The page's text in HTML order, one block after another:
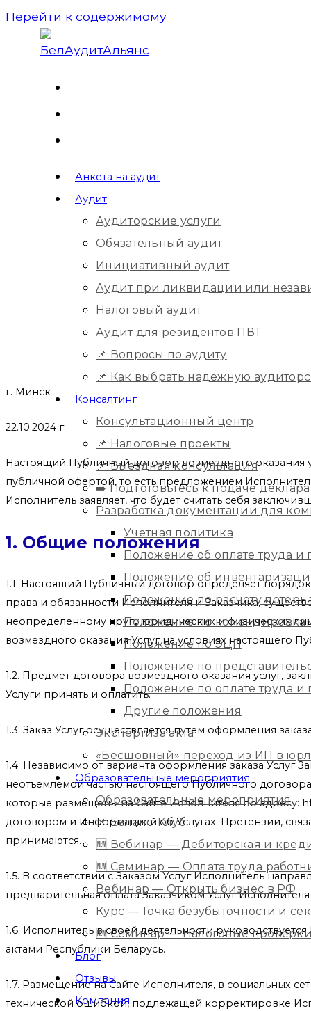
Перейти к содержимому
Анкета на аудит
Аудит
Аудиторские услуги
Обязательный аудит
Инициативный аудит
Аудит при ликвидации или
Налоговый аудит
Аудит для резидентов ПВТ
📌 Вопросы по аудиту
📌 Как выбрать надежную
Консалтинг
Консультационный центр
📌 Налоговые проекты
📌 Выездная консультация
➡️ Подготовьтесь к подаче
Разработка документации для
Учетная политика
Положение об оплате труда
Положение об
Положение по расчету
Положение по
Положение по ЭЦП
Положение по
Положение по оплате труда
Другие положения
Экспертиза акта
«Бесшовный» переход из ИП в
Образовательные мероприятия
Образовательные мероприятия
📌 Баланс-Клуб
🆕 Вебинар — Дебиторская и
🆕 Семинар — Оплата труда
Вебинар — Открыть бизнес в РФ
Курс — Точка безубыточности и
🆕 Семинар — Налоговые проверки
Блог
Отзывы
Компания
г. Минск
22.10.2024 г.
Настоящий Публичный договор возмездного оказания
публичной офертой, то есть предложением
Исполнитель заявляет, что будет считать себя
1. Общие положения
1.1. Настоящий Публичный договор определяет
права и обязанности Исполнителя и Заказчика,
неопределенному кругу юридических и физических
возмездного оказания Услуг на условиях настоящего
1.2. Предмет договора возмездного оказания услуг,
Услуги принять и оплатить.
1.3. Заказ Услуг осуществляется путем оформления
1.4. Независимо от варианта оформления заказа Услуг
неотъемлемой частью настоящего Публичного
которые размещены на Сайте Исполнителя по адресу:
договором и Информацией об Услугах. Претензии,
принимаются.
1.5. В соответствии с Заказом Услуг Исполнитель
предварительная оплата Заказчиком Услуг
1.6. Исполнитель в своей деятельности
актами Республики Беларусь.
1.7. Размещение на Сайте Исполнителя, в социальных
технической ошибкой, подлежащей корректировке